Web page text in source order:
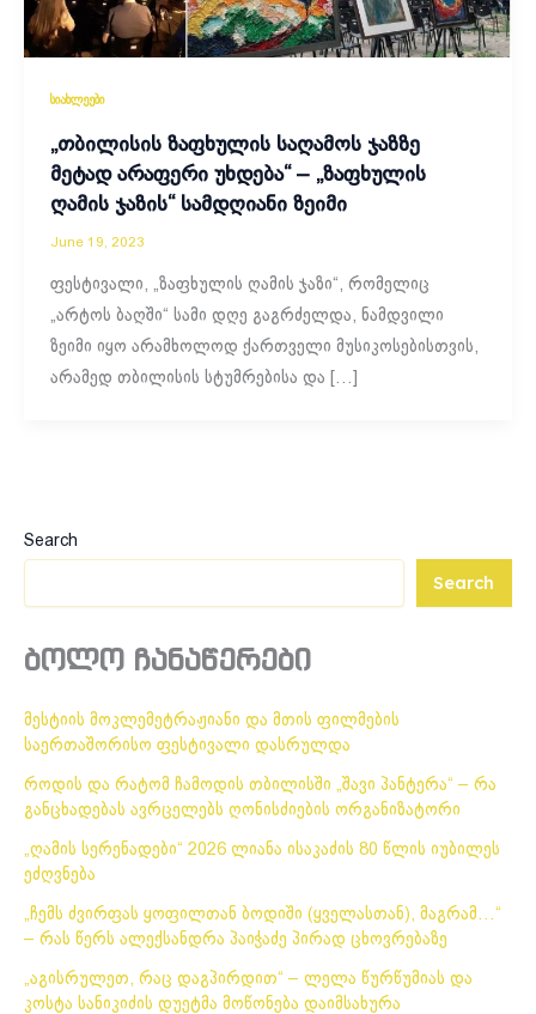
სიახლეები
„თბილისის ზაფხულის საღამოს ჯაზზე
მეტად არაფერი უხდება“ – „ზაფხულის
ღამის ჯაზის“ სამდღიანი ზეიმი
June 19, 2023
ფესტივალი, „ზაფხულის ღამის ჯაზი“, რომელიც
„არტოს ბაღში“ სამი დღე გაგრძელდა, ნამდვილი
ზეიმი იყო არამხოლოდ ქართველი მუსიკოსებისთვის,
არამედ თბილისის სტუმრებისა და […]
Search
Search
ბოლო ჩანაწერები
მესტიის მოკლემეტრაჟიანი და მთის ფილმების
საერთაშორისო ფესტივალი დასრულდა
როდის და რატომ ჩამოდის თბილისში „შავი პანტერა“ – რა
განცხადებას ავრცელებს ღონისძიების ორგანიზატორი
„ღამის სერენადები“ 2026 ლიანა ისაკაძის 80 წლის იუბილეს
ეძღვნება
„ჩემს ძვირფას ყოფილთან ბოდიში (ყველასთან), მაგრამ…“
– რას წერს ალექსანდრა პაიჭაძე პირად ცხოვრებაზე
„აგისრულეთ, რაც დაგპირდით“ – ლელა წურწუმიას და
კოსტა სანიკიძის დუეტმა მოწონება დაიმსახურა